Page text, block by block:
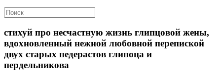
стихуй про несчастную жизнь глипцовой жены,
вдохновленный нежной любовной перепиской
двух старых педерастов глипоца и
пердельникова